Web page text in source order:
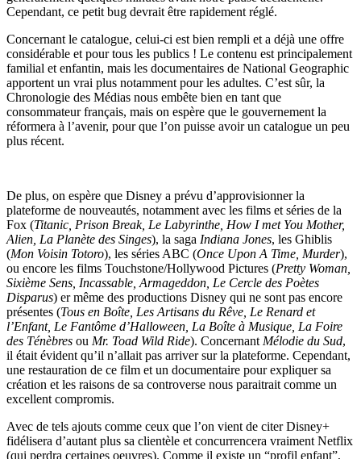
Cependant, ce petit bug devrait être rapidement réglé.
Concernant le catalogue, celui-ci est bien rempli et a déjà une offre
considérable et pour tous les publics ! Le contenu est principalement
familial et enfantin, mais les documentaires de National Geographic
apportent un vrai plus notamment pour les adultes. C’est sûr, la
Chronologie des Médias nous embête bien en tant que
consommateur français, mais on espère que le gouvernement la
réformera à l’avenir, pour que l’on puisse avoir un catalogue un peu
plus récent.
De plus, on espère que Disney a prévu d’approvisionner la
plateforme de nouveautés, notamment avec les films et séries de la
Fox (Titanic, Prison Break, Le Labyrinthe, How I met You Mother,
Alien, La Planète des Singes), la saga Indiana Jones, les Ghiblis
(Mon Voisin Totoro), les séries ABC (Once Upon A Time, Murder),
ou encore les films Touchstone/Hollywood Pictures (Pretty Woman,
Sixième Sens, Incassable, Armageddon, Le Cercle des Poètes
Disparus) er même des productions Disney qui ne sont pas encore
présentes (Tous en Boîte, Les Artisans du Rêve, Le Renard et
l’Enfant, Le Fantôme d’Halloween, La Boîte à Musique, La Foire
des Ténèbres ou Mr. Toad Wild Ride). Concernant Mélodie du Sud,
il était évident qu’il n’allait pas arriver sur la plateforme. Cependant,
une restauration de ce film et un documentaire pour expliquer sa
création et les raisons de sa controverse nous paraitrait comme un
excellent compromis.
Avec de tels ajouts comme ceux que l’on vient de citer Disney+
fidélisera d’autant plus sa clientèle et concurrencera vraiment Netflix
(qui perdra certaines oeuvres). Comme il existe un “profil enfant”,